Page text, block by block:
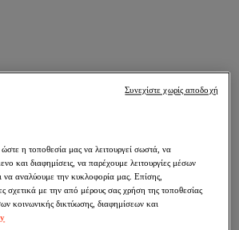
η τοποθεσία μας να λειτουργεί σωστά, να
και διαφημίσεις, να παρέχουμε λειτουργίες μέσων
να αναλύουμε την κυκλοφορία μας. Επίσης,
σχετικά με την από μέρους σας χρήση της τοποθεσίας
κοινωνικής δικτύωσης, διαφημίσεων και
Συνεχίστε χωρίς αποδοχή